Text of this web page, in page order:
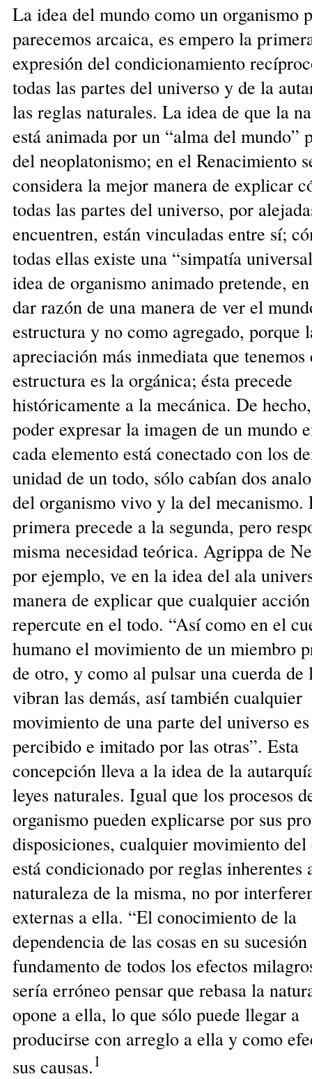
La idea del mundo como un organismo
parecemos arcaica, es empero la
expresión del condicionamiento
todas las partes del universo y de la
las reglas naturales. La idea de que la
está animada por un “alma del mundo”
del neoplatonismo; en el Renacimiento
considera la mejor manera de explicar
todas las partes del universo, por
encuentren, están vinculadas entre sí;
todas ellas existe una “simpatía
idea de organismo animado pretende,
dar razón de una manera de ver el
estructura y no como agregado, porque
apreciación más inmediata que tenemos
estructura es la orgánica; ésta precede
históricamente a la mecánica. De
poder expresar la imagen de un mundo
cada elemento está conectado con los
unidad de un todo, sólo cabían dos
del organismo vivo y la del mecanismo.
primera precede a la segunda, pero
misma necesidad teórica. Agrippa de
por ejemplo, ve en la idea del ala
manera de explicar que cualquier acción
repercute en el todo. “Así como en el
humano el movimiento de un miembro
de otro, y como al pulsar una cuerda de
vibran las demás, así también cualquier
movimiento de una parte del universo es
percibido e imitado por las otras”. Esta
concepción lleva a la idea de la
leyes naturales. Igual que los procesos
organismo pueden explicarse por sus
disposiciones, cualquier movimiento del
está condicionado por reglas inherentes
naturaleza de la misma, no por
externas a ella. “El conocimiento de la
dependencia de las cosas en su
fundamento de todos los efectos
sería erróneo pensar que rebasa la
opone a ella, lo que sólo puede llegar a
producirse con arreglo a ella y como
sus causas.1